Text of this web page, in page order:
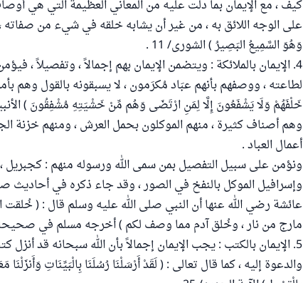
كيف ، مع الإيمان بما دلت عليه من المعاني العظيمة التي هي
على الوجه اللائق به ، من غير أن يشابه خلقه في شيء من
وَهُوَ السَّمِيعُ البَصِيرُ ) الشورى/ 11 .
4. الإيمان بالملائكة : ويتضمن الإيمان بهم إجمالاً ، وتفصيلاً ،
لطاعته ، ووصفهم بأنهم عبَاد مُكرَمون ، لا يسبقونه بالقول وهم
خَلْفَهُمْ وَلَا يَشْفَعُونَ إِلَّا لِمَنِ ارْتَضَى وَهُم مِّنْ خَشْيَتِهِ مُشْفِقُونَ )
وهم أصناف كثيرة ، منهم الموكلون بحمل العرش ، ومنهم خزنة
أعمال العباد .
ونؤمن على سبيل التفصيل بمن سمى الله ورسوله منهم : كجبريل ،
وإسرافيل الموكل بالنفخ في الصور ، وقد جاء ذكره في
عائشة رضي الله عنها أن النبي صلى الله عليه وسلم قال : ( خُلقت
مارج من نار ، وخُلق آدم مما وصف لكم ) أخرجه مسلم في
5. الإيمان بالكتب : يجب الإيمان إجمالاً بأن الله سبحانه قد أنزل
والدعوة إليه ، كما قال تعالى : ( لَقَدْ أَرْسَلْنَا رُسُلَنَا بِالْبَيِّنَاتِ